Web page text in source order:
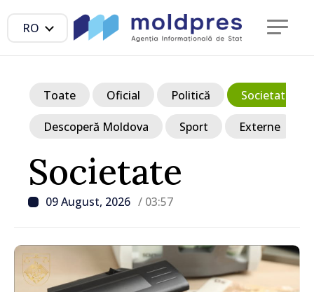
RO
Societate
09 August, 2026 / 03:57
Toate Oficial Politică Societate
Descoperă Moldova Sport Externe